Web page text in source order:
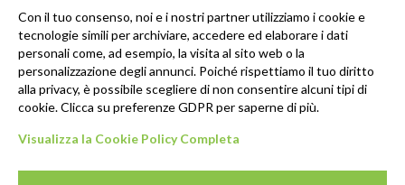
SEGUICI
Con il tuo consenso, noi e i nostri partner utilizziamo i cookie e
tecnologie simili per archiviare, accedere ed elaborare i dati
personali come, ad esempio, la visita al sito web o la
personalizzazione degli annunci. Poiché rispettiamo il tuo diritto
alla privacy, è possibile scegliere di non consentire alcuni tipi di
cookie. Clicca su preferenze GDPR per saperne di più.
Visualizza la Cookie Policy Completa